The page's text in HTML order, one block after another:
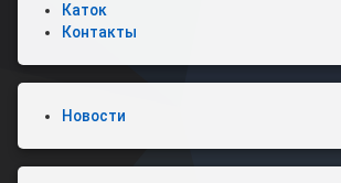
Каток
Контакты
Новости